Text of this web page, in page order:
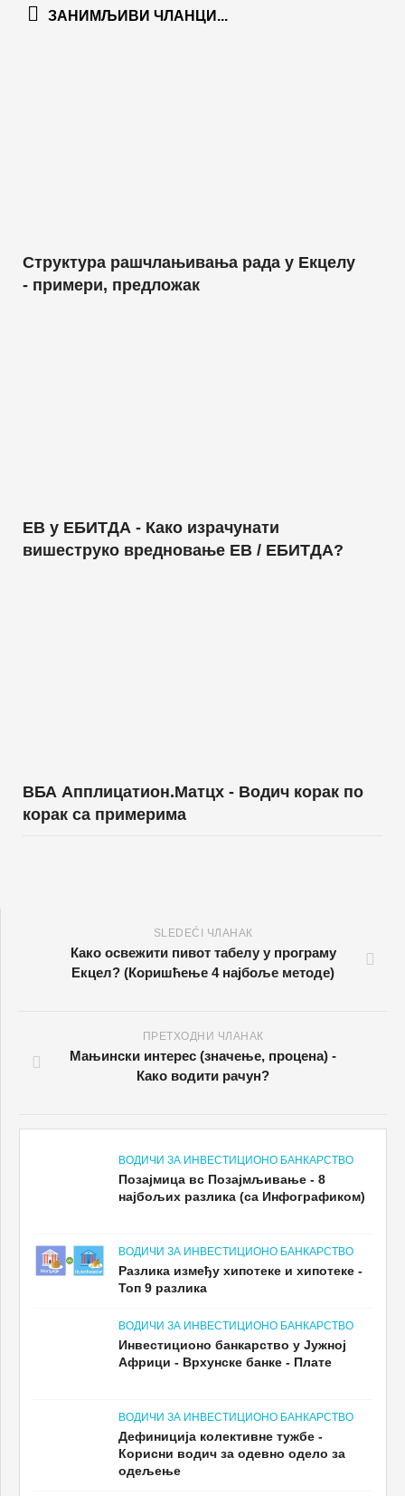
ЗАНИМЉИВИ ЧЛАНЦИ...
Структура рашчлањивања рада у Екцелу
- примери, предложак
ЕВ у ЕБИТДА - Како израчунати
вишеструко вредновање ЕВ / ЕБИТДА?
ВБА Апплицатион.Матцх - Водич корак по
корак са примерима
SLEDEĆI ЧЛАНАК
Како освежити пивот табелу у програму
Екцел? (Коришћење 4 најбоље методе)
ПРЕТХОДНИ ЧЛАНАК
Мањински интерес (значење, процена) -
Како водити рачун?
ВОДИЧИ ЗА ИНВЕСТИЦИОНО БАНКАРСТВО
Позајмица вс Позајмљивање - 8
најбољих разлика (са Инфографиком)
ВОДИЧИ ЗА ИНВЕСТИЦИОНО БАНКАРСТВО
Разлика између хипотеке и хипотеке -
Топ 9 разлика
ВОДИЧИ ЗА ИНВЕСТИЦИОНО БАНКАРСТВО
Инвестиционо банкарство у Јужној
Африци - Врхунске банке - Плате
ВОДИЧИ ЗА ИНВЕСТИЦИОНО БАНКАРСТВО
Дефиниција колективне тужбе -
Корисни водич за одевно одело за
одељење